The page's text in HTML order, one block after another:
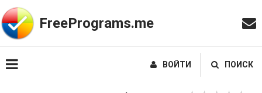
FreePrograms.me
ВОЙТИ ПОИСК